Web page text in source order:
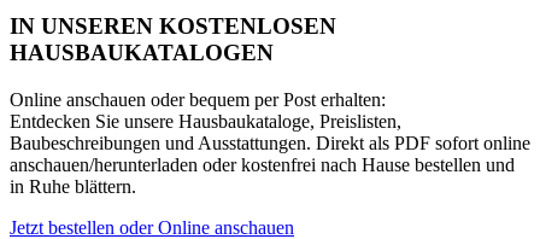
IN UNSEREN KOSTENLOSEN
HAUSBAUKATALOGEN
Online anschauen oder bequem per Post erhalten:
Entdecken Sie unsere Hausbaukataloge, Preislisten,
Baubeschreibungen und Ausstattungen. Direkt als PDF sofort online
anschauen/herunterladen oder kostenfrei nach Hause bestellen und
in Ruhe blättern.
Jetzt bestellen oder Online anschauen